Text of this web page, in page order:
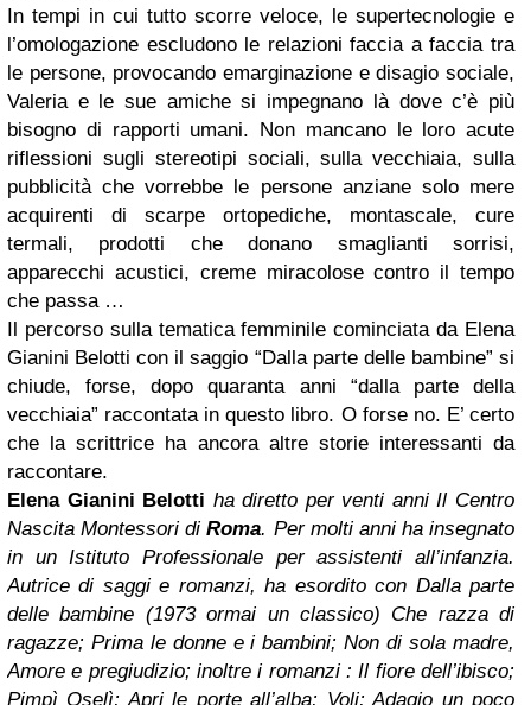
In tempi in cui tutto scorre veloce, le supertecnologie e
l’omologazione escludono le relazioni faccia a faccia tra
le persone, provocando emarginazione e disagio sociale,
Valeria e le sue amiche si impegnano là dove c’è più
bisogno di rapporti umani. Non mancano le loro acute
riflessioni sugli stereotipi sociali, sulla vecchiaia, sulla
pubblicità che vorrebbe le persone anziane solo mere
acquirenti di scarpe ortopediche, montascale, cure
termali, prodotti che donano smaglianti sorrisi,
apparecchi acustici, creme miracolose contro il tempo
che passa …
Il percorso sulla tematica femminile cominciata da Elena
Gianini Belotti con il saggio “Dalla parte delle bambine” si
chiude, forse, dopo quaranta anni “dalla parte della
vecchiaia” raccontata in questo libro. O forse no. E’ certo
che la scrittrice ha ancora altre storie interessanti da
raccontare.
Elena Gianini Belotti ha diretto per venti anni Il Centro
Nascita Montessori diRoma. Per molti anni ha insegnato
in un Istituto Professionale per assistenti all’infanzia.
Autrice di saggi e romanzi, ha esordito con Dalla parte
delle bambine (1973 ormai un classico) Che razza di
ragazze; Prima le donne e i bambini; Non di sola madre,
Amore e pregiudizio; inoltre i romanzi : Il fiore dell’ibisco;
Pimpì Oselì; Apri le porte all’alba; Voli; Adagio un poco